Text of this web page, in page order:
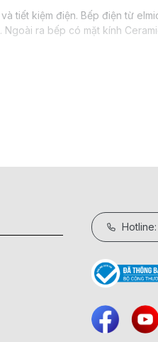
tiết kiệm điện. Bếp điện từ
ra bếp có mặt kính
nấu chậm và tiêu tốn nhiều
thống. Thiết kế có núm